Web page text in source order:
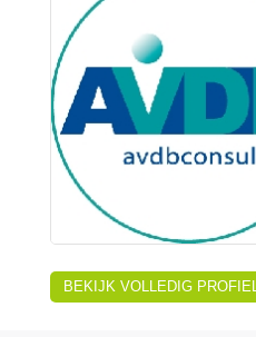
BEKIJK VOLLEDIG PROFIEL